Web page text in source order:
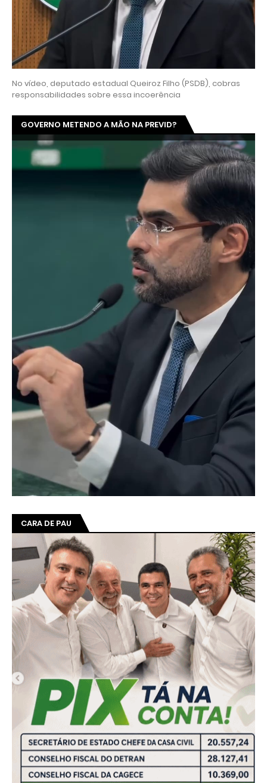
No vídeo, deputado estadual Queiroz Filho (PSDB), cobras
responsabilidades sobre essa incoerência
GOVERNO METENDO A MÃO NA PREVID?
CARA DE PAU